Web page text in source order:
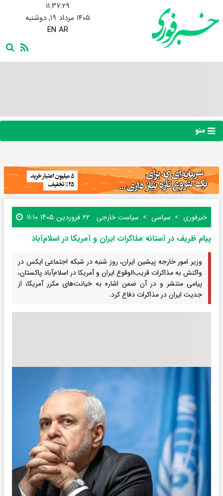
۱۱:۳۷:۳۰
۱۴۰۵ مرداد ۱۹, دوشنبه
EN AR
منو
خبرفوری سیاسی سیاست خارجی ۲۲ فروردین ۱۴۰۵ ۱۱:۱۰
پیام ظریف در آستانه مذاکرات ایران و آمریکا در اسلام‌آباد
وزیر امور خارجه پیشین ایران، روز شنبه در شبکه اجتماعی ایکس در
واکنش به مذاکرات قریب‌الوقوع ایران و آمریکا در اسلام‌آباد پاکستان،
پیامی منتشر و در آن ضمن اشاره به خیانت‌های مکرر آمریکا، از
جدیت ایران در مذاکرات دفاع کرد.